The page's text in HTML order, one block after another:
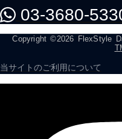
03-3680-
Copyright ©2026 FlexStyle
当サイトのご利用について